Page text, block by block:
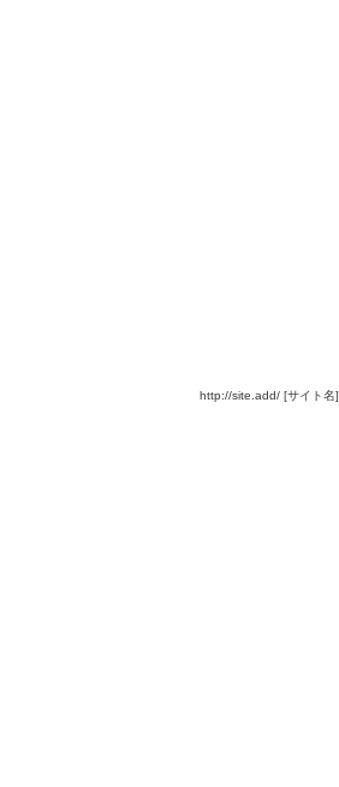
http://site.add/ [サイト名]